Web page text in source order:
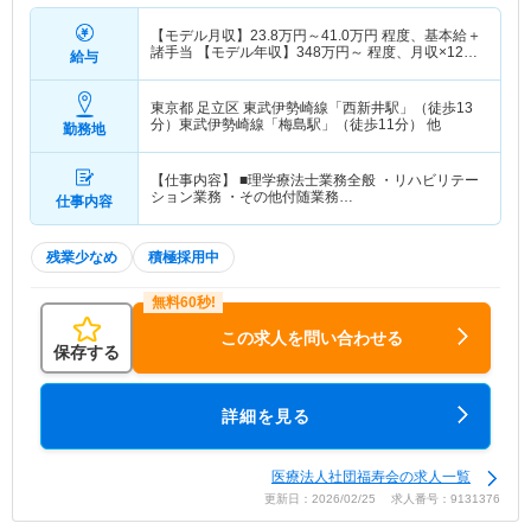
給与
【モデル月収】 23.8万円～41.0万円 程度、基本給＋
諸手当 【モデル年収】 348万円～ 程度、月収×12ヶ
勤務地
東京都 足立区 東武伊勢崎線「西新井駅」（徒歩13
分）東武伊勢崎線「梅島駅」（徒歩11分） 他
仕事内容
【仕事内容】 ■理学療法士業務全般 ・リハビリテー
ション業務 ・その他付随業務…
残業少なめ 積極採用中
保存する
この求人を問い合わせる
詳細を見る
医療法人社団福寿会の求人一覧
更新日：2026/02/25 求人番号：9131376